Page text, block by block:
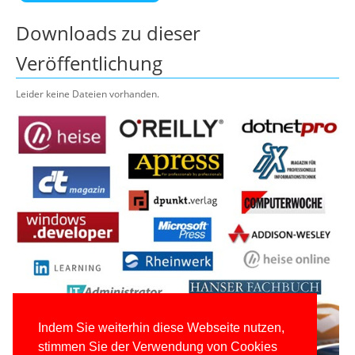
Indem Sie weiterhin diese Webseite nutzen,
stimmen Sie der Verwendung von Cookies
Downloads zu dieser
Veröffentlichung
Leider keine Dateien vorhanden.